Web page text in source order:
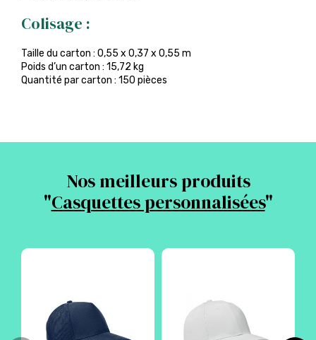
Colisage :
Taille du carton : 0,55 x 0,37 x 0,55 m
Poids d’un carton : 15,72 kg
Quantité par carton : 150 pièces
Nos meilleurs produits
"Casquettes personnalisées"